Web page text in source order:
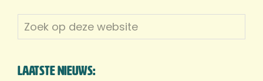
Zoek
op
website
Laatste nieuws: